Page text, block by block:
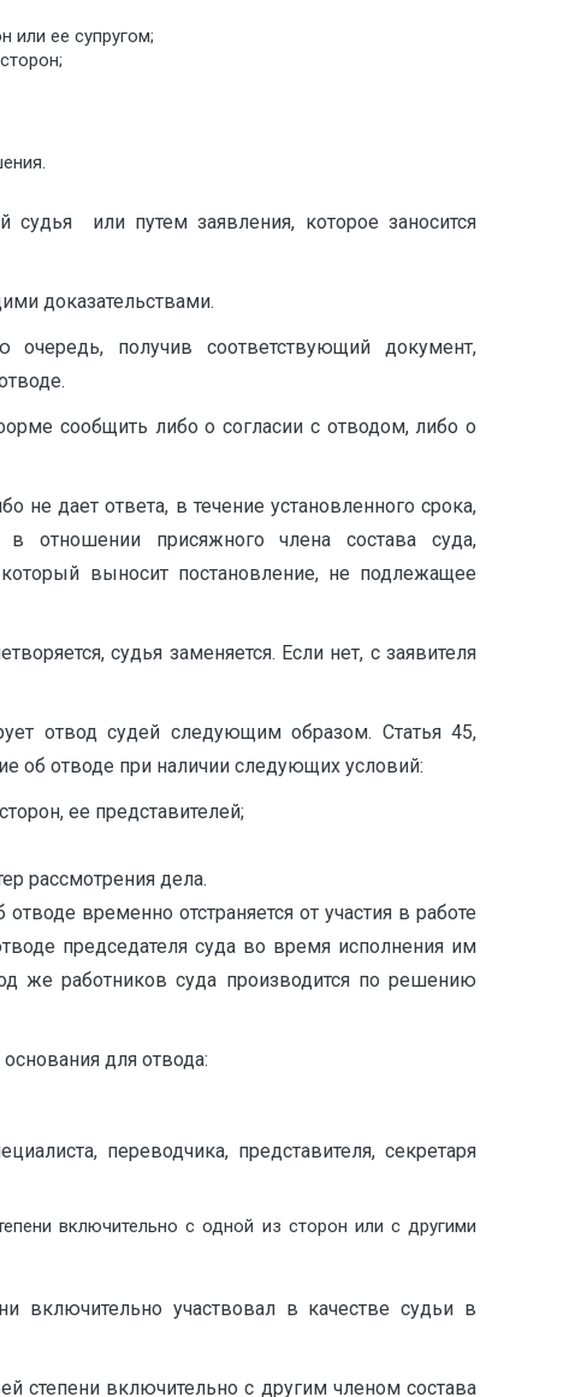
или ее супругом;
судья или путем заявления, которое заносится
доказательствами.
получив соответствующий документ,
сообщить либо о согласии с отводом, либо о
не дает ответа, в течение установленного срока,
отношении присяжного члена состава суда,
выносит постановление, не подлежащее
судья заменяется. Если нет, с заявителя
отвод судей следующим образом. Статья 45,
об отводе при наличии следующих условий:
ее представителей;
рассмотрения дела.
временно отстраняется от участия в работе
председателя суда во время исполнения им
же работников суда производится по решению
для отвода:
переводчика, представителя, секретаря
включительно с одной из сторон или с другими
включительно участвовал в качестве судьи в
степени включительно с другим членом состава